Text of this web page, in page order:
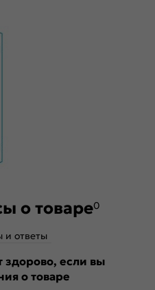
для легкого и практически
фрезеровка под
о товаре0
и ответы
если вы
о товаре